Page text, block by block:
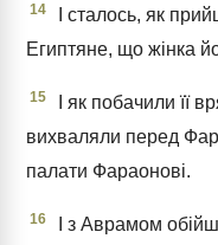
14
І сталось, як
Египтяне, що жінка
15
І як побачили її
вихваляли перед
палати Фараонові.
16
І з Аврамом